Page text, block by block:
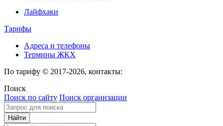
Лайфхаки
Тарифы
Адреса и телефоны
Термины ЖКХ
По тарифу © 2017-2026, контакты:
Поиск
Поиск по сайту Поиск организации